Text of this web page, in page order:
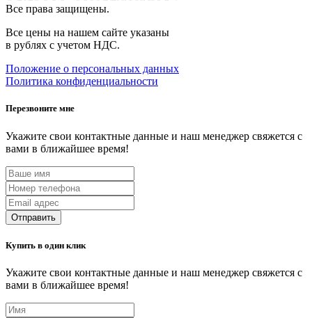
Все права защищены.
Все цены на нашем сайте указаны
в рублях с учетом НДС.
Положение о персональных данных
Политика конфиденциальности
Перезвоните мне
Укажите свои контактные данные и наш менеджер свяжется с
вами в ближайшее время!
Отправить
Купить в один клик
Укажите свои контактные данные и наш менеджер свяжется с
вами в ближайшее время!